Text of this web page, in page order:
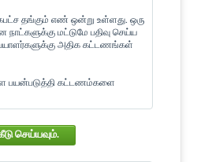
தங்கும் எண் ஒன்று உள்ளது. ஒரு
நாட்களுக்கு மட்டுமே பதிவு செய்ய
அதிக கட்டணங்கள்
பயன்படுத்தி கட்டணம்களை
கணினிமூலமாக ஒதுக்கீடு செய்யவும்.